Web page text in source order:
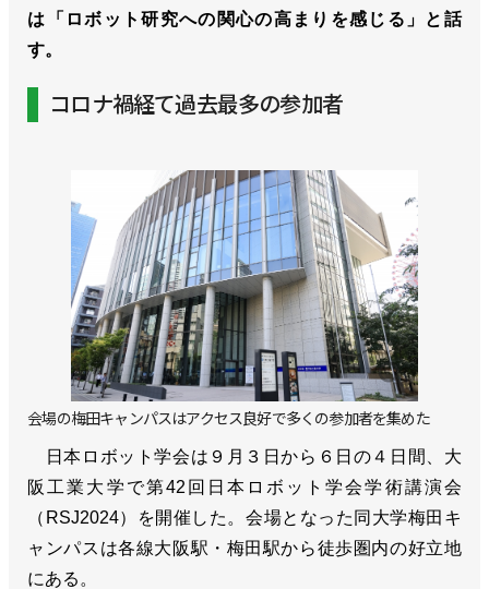
は「ロボット研究への関心の高まりを感じる」と話
す。
コロナ禍経て過去最多の参加者
会場の梅田キャンパスはアクセス良好で多くの参加者を集めた
日本ロボット学会は９月３日から６日の４日間、大
阪工業大学で第42回日本ロボット学会学術講演会
（RSJ2024）を開催した。会場となった同大学梅田キ
ャンパスは各線大阪駅・梅田駅から徒歩圏内の好立地
にある。